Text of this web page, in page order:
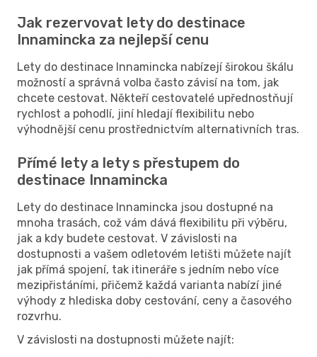
Jak rezervovat lety do destinace
Innamincka za nejlepší cenu
Lety do destinace Innamincka nabízejí širokou škálu
možností a správná volba často závisí na tom, jak
chcete cestovat. Někteří cestovatelé upřednostňují
rychlost a pohodlí, jiní hledají flexibilitu nebo
výhodnější cenu prostřednictvím alternativních tras.
Přímé lety a lety s přestupem do
destinace Innamincka
Lety do destinace Innamincka jsou dostupné na
mnoha trasách, což vám dává flexibilitu při výběru,
jak a kdy budete cestovat. V závislosti na
dostupnosti a vašem odletovém letišti můžete najít
jak přímá spojení, tak itineráře s jedním nebo více
mezipřistáními, přičemž každá varianta nabízí jiné
výhody z hlediska doby cestování, ceny a časového
rozvrhu.
V závislosti na dostupnosti můžete najít: